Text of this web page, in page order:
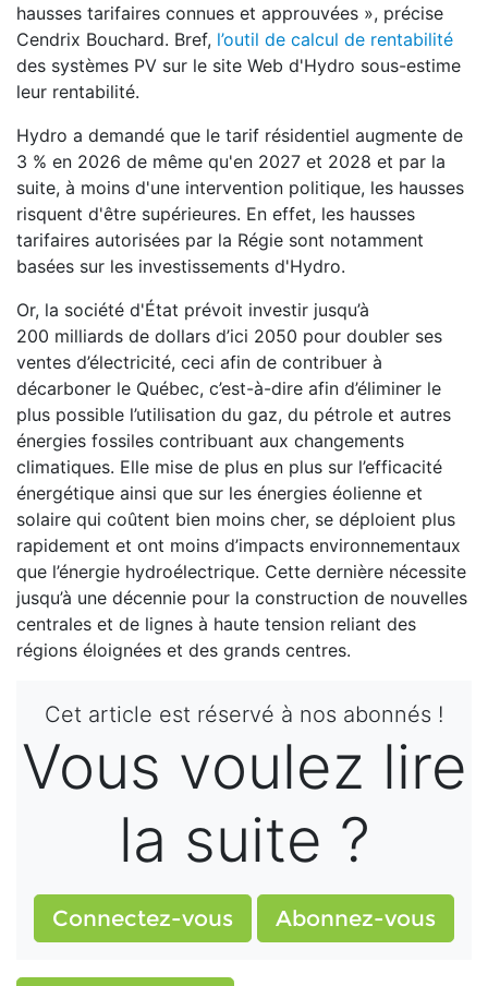
hausses tarifaires connues et approuvées », précise
Cendrix Bouchard. Bref, l’outil de calcul de rentabilité
des systèmes PV sur le site Web d'Hydro sous-estime
leur rentabilité.
Hydro a demandé que le tarif résidentiel augmente de
3 % en 2026 de même qu'en 2027 et 2028 et par la
suite, à moins d'une intervention politique, les hausses
risquent d'être supérieures. En effet, les hausses
tarifaires autorisées par la Régie sont notamment
basées sur les investissements d'Hydro.
Or, la société d'État prévoit investir jusqu’à
200 milliards de dollars d’ici 2050 pour doubler ses
ventes d’électricité, ceci afin de contribuer à
décarboner le Québec, c’est-à-dire afin d’éliminer le
plus possible l’utilisation du gaz, du pétrole et autres
énergies fossiles contribuant aux changements
climatiques. Elle mise de plus en plus sur l’efficacité
énergétique ainsi que sur les énergies éolienne et
solaire qui coûtent bien moins cher, se déploient plus
rapidement et ont moins d’impacts environnementaux
que l’énergie hydroélectrique. Cette dernière nécessite
jusqu’à une décennie pour la construction de nouvelles
centrales et de lignes à haute tension reliant des
régions éloignées et des grands centres.
Cet article est réservé à nos abonnés !
Vous voulez lire
la suite ?
Connectez-vous Abonnez-vous